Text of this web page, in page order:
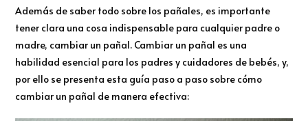
Además de saber todo sobre los pañales, es importante
tener clara una cosa indispensable para cualquier padre o
madre, cambiar un pañal. Cambiar un pañal es una
habilidad esencial para los padres y cuidadores de bebés, y,
por ello se presenta esta guía paso a paso sobre cómo
cambiar un pañal de manera efectiva: